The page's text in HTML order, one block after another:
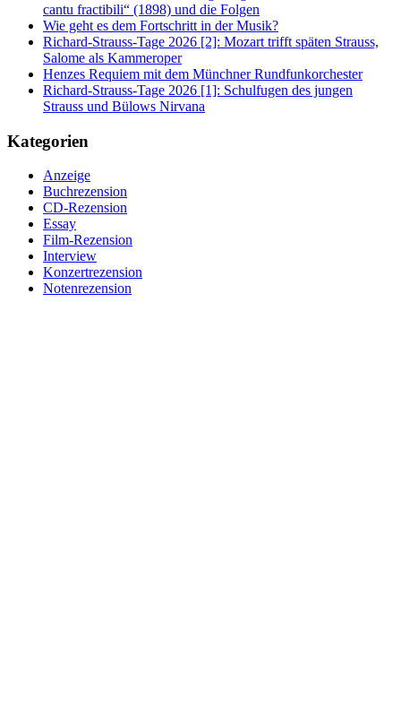
cantu fractibili“ (1898) und die Folgen
Wie geht es dem Fortschritt in der Musik?
Richard-Strauss-Tage 2026 [2]: Mozart trifft späten Strauss,
Salome als Kammeroper
Henzes Requiem mit dem Münchner Rundfunkorchester
Richard-Strauss-Tage 2026 [1]: Schulfugen des jungen
Strauss und Bülows Nirvana
Kategorien
Anzeige
Buchrezension
CD-Rezension
Essay
Film-Rezension
Interview
Konzertrezension
Notenrezension